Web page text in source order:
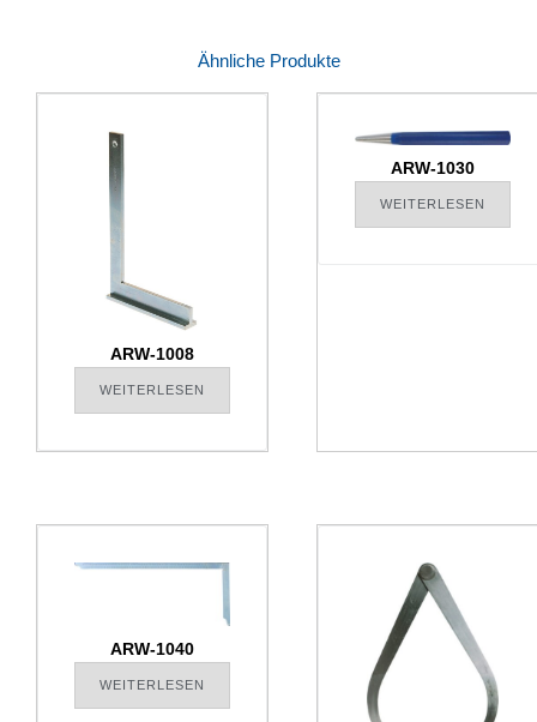
Ähnliche Produkte
ARW-1008
WEITERLESEN
ARW-1030
WEITERLESEN
ARW-1040
WEITERLESEN